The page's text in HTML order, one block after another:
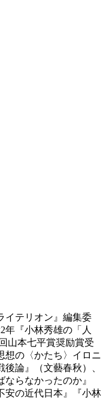
イテリオン』編集委
年『小林秀雄の「人
山本七平賞奨励賞受
の〈かたち〉イロニ
論』（文藝春秋）、
らなかったのか』
安の近代日本』『小林